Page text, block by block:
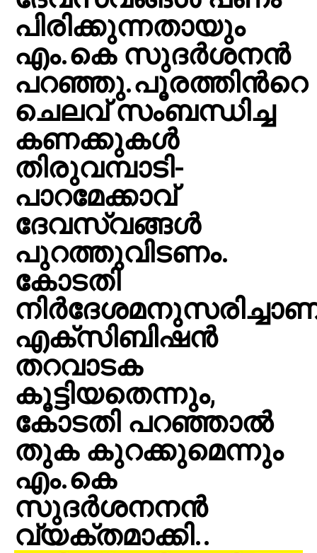
പിരിക്കുന്നതായും
എം.കെ സുദര്‍ശനന്‍
പറഞ്ഞു.പൂരത്തിന്‍റെ
ചെലവ് സംബന്ധിച്ച
കണക്കുകൾ
തിരുവമ്പാടി-
പാറമേക്കാവ്
ദേവസ്വങ്ങൾ
പുറത്തുവിടണം.
കോടതി
എക്സിബിഷന്‍
തറവാടക
കൂട്ടിയതെന്നും,
കോടതി പറഞ്ഞാല്‍
തുക കുറക്കുമെന്നും
എം.കെ
സുദര്‍ശനനന്‍
വ്യക്തമാക്കി..